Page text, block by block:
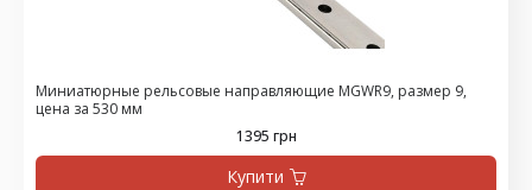
Миниатюрные рельсовые направляющие MGWR9, размер 9,
цена за 530 мм
1395 грн
Купити